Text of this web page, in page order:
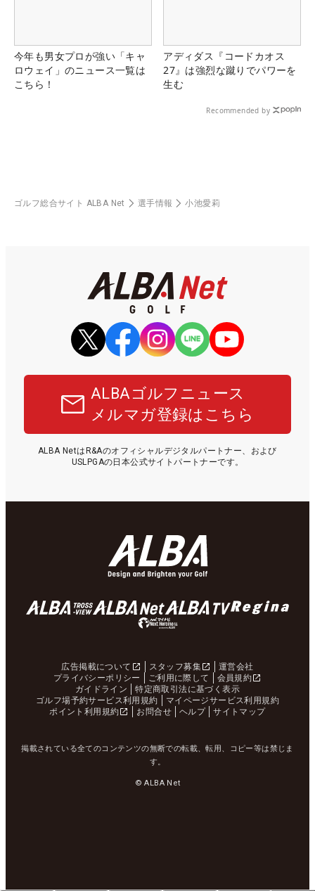
今年も男女プロが強い「キャ
ロウェイ」のニュース一覧は
こちら！
アディダス『コードカオス
27』は強烈な蹴りでパワーを
生む
Recommended by
ゴルフ総合サイト ALBA Net 選手情報 小池愛莉
ALBAゴルフニュース
メルマガ登録はこちら
ALBA NetはR&Aのオフィシャルデジタルパートナー、および
USLPGAの日本公式サイトパートナーです。
広告掲載について スタッフ募集
運営会社
プライバシーポリシー
ご利用に際して
会員規約
ガイドライン
特定商取引法に基づく表示
ゴルフ場予約サービス利用規約
マイページサービス利用規約
ポイント利用規約
お問合せ ヘルプ サイトマップ
掲載されている全てのコンテンツの無断での転載、転用、コピー等は禁じま
す。
© ALBA Net